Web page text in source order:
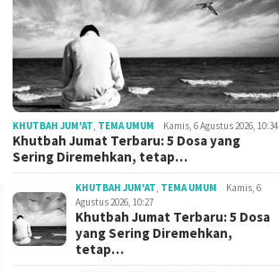
KHUTBAH JUM'AT, TEMA UMUM Kamis, 6 Agustus 2026, 10:34
Khutbah Jumat Terbaru: 5 Dosa yang
Sering Diremehkan, tetap…
KHUTBAH JUM'AT, TEMA UMUM
Kamis, 6
Agustus 2026, 10:27
Khutbah Jumat Terbaru: 5 Dosa
yang Sering Diremehkan,
tetap…